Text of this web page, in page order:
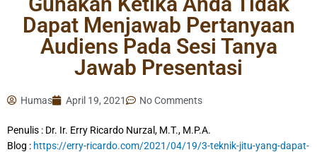
Dapat Menjawab Pertanyaan
Audiens Pada Sesi Tanya
Jawab Presentasi
Humas April 19, 2021 No Comments
Penulis : Dr. Ir. Erry Ricardo Nurzal, M.T., M.P.A.
Blog : https://erry-ricardo.com/2021/04/19/3-teknik-jitu-yang-dapat-